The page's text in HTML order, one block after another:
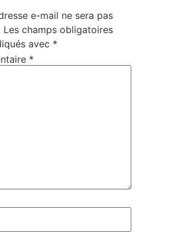
e-mail ne sera pas
Les champs obligatoires
avec *
*